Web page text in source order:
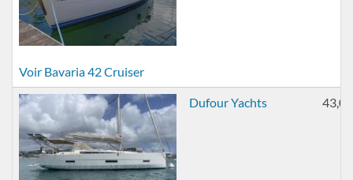
Voir Bavaria 42 Cruiser
Dufour Yachts